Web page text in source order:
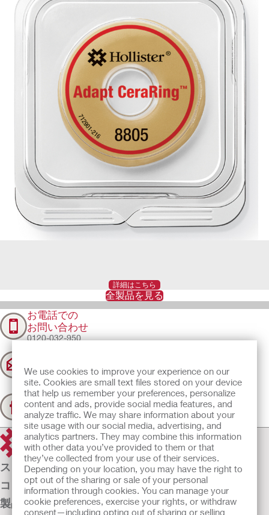
We use cookies to improve your experience on our
site. Cookies are small text files stored on your device
that help us remember your preferences, personalize
content and ads, provide social media features, and
analyze traffic. We may share information about your
site usage with our social media, advertising, and
analytics partners. They may combine this information
with other data you’ve provided to them or that
they’ve collected from your use of their services.
Depending on your location, you may have the right to
opt out of the sharing or sale of your personal
information through cookies. You can manage your
cookie preferences, exercise your rights, or withdraw
consent—including opting out of sharing or selling
詳細はこちら
全製品を見る
お電話での
お問い合わせ
0120-032-950
クリックしてメール
を送る
私たちとつながる
Facebookで
Hollister Incorporatedを
ご覧ください。
ストーマケア
コンチネンスケア
製品